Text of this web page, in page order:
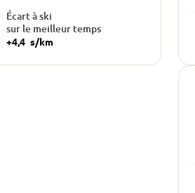
Écart à ski
sur le meilleur temps
+4,4 s/km